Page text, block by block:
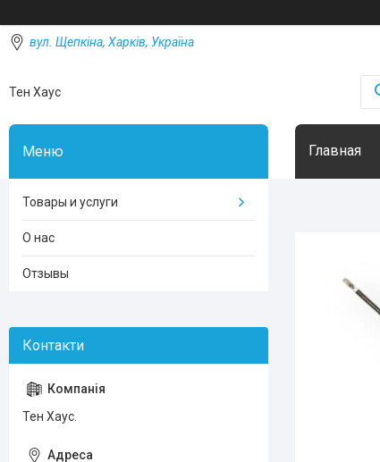
вул. Щепкіна, Харків, Україна
Тен Хаус
Главная
Товары и услуги
О нас
Отзывы
Тен Хаус.